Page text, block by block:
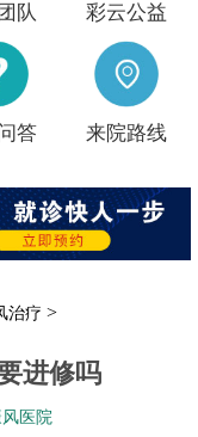
队 彩云公益
答 来院路线
治疗 >
进修吗
医院